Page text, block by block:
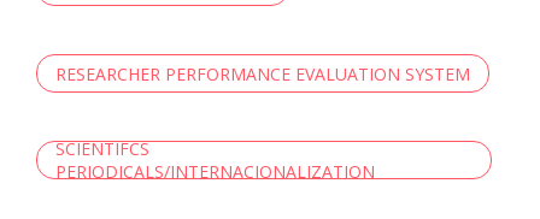
RESEARCHER PERFORMANCE EVALUATION SYSTEM
SCIENTIFCS
PERIODICALS/INTERNACIONALIZATION